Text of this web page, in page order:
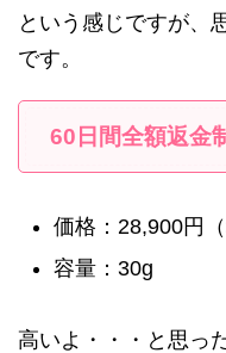
という感じですが、
です。
60日間全額返金
価格：28,900円
容量：30g
高いよ・・・と思っ